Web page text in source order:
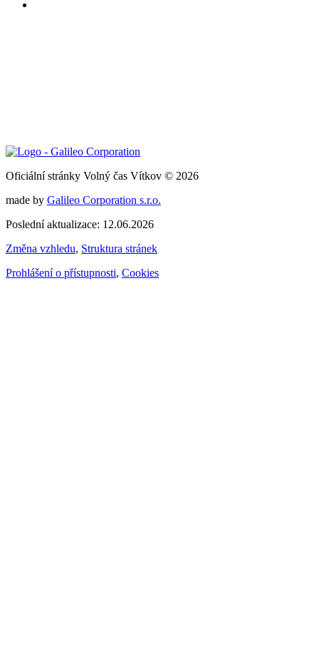
Oficiální stránky Volný čas Vítkov © 2026
made by Galileo Corporation s.r.o.
Poslední aktualizace: 12.06.2026
Změna vzhledu, Struktura stránek
Prohlášení o přístupnosti, Cookies